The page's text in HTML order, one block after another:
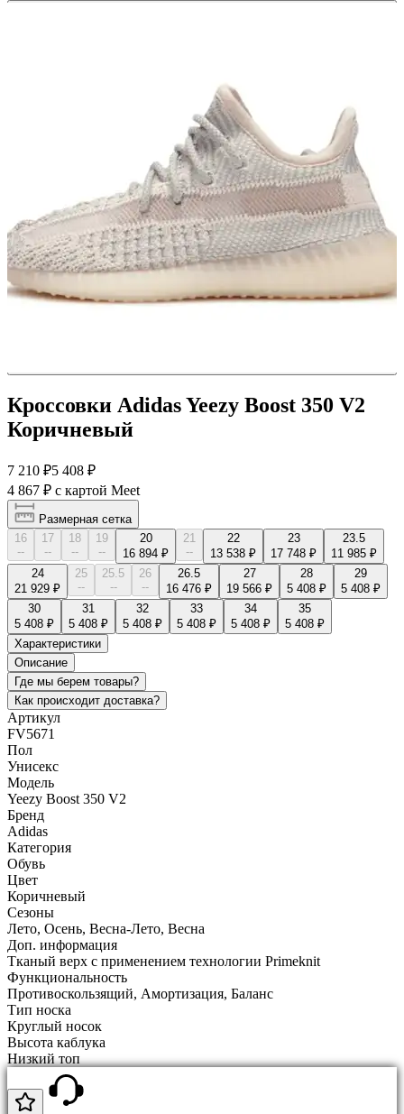
Кроссовки Adidas Yeezy Boost 350 V2
Коричневый
7 210 ₽5 408 ₽
4 867 ₽ с картой Meet
Размерная сетка
16
--
17
--
18
--
19
--
20
16 894 ₽
21
--
22
13 538 ₽
23
17 748 ₽
23.5
11 985 ₽
24
21 929 ₽
25
--
25.5
--
26
--
26.5
16 476 ₽
27
19 566 ₽
28
5 408 ₽
29
5 408 ₽
30
5 408 ₽
31
5 408 ₽
32
5 408 ₽
33
5 408 ₽
34
5 408 ₽
35
5 408 ₽
Характеристики
Описание
Где мы берем товары?
Как происходит доставка?
Артикул
FV5671
Пол
Унисекс
Модель
Yeezy Boost 350 V2
Бренд
Adidas
Категория
Обувь
Цвет
Коричневый
Сезоны
Лето, Осень, Весна-Лето, Весна
Доп. информация
Тканый верх с применением технологии Primeknit
Функциональность
Противоскользящий, Амортизация, Баланс
Тип носка
Круглый носок
Высота каблука
Низкий топ